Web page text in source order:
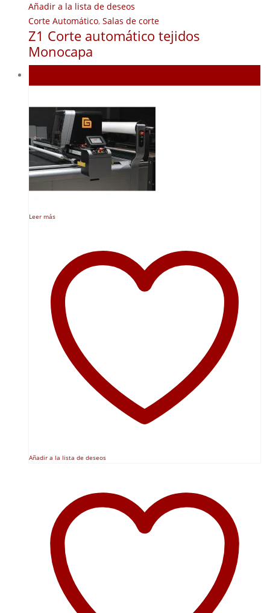
Añadir a la lista de deseos
Corte Automático, Salas de corte
Z1 Corte automático tejidos
Monocapa
Leer más
Añadir a la lista de deseos